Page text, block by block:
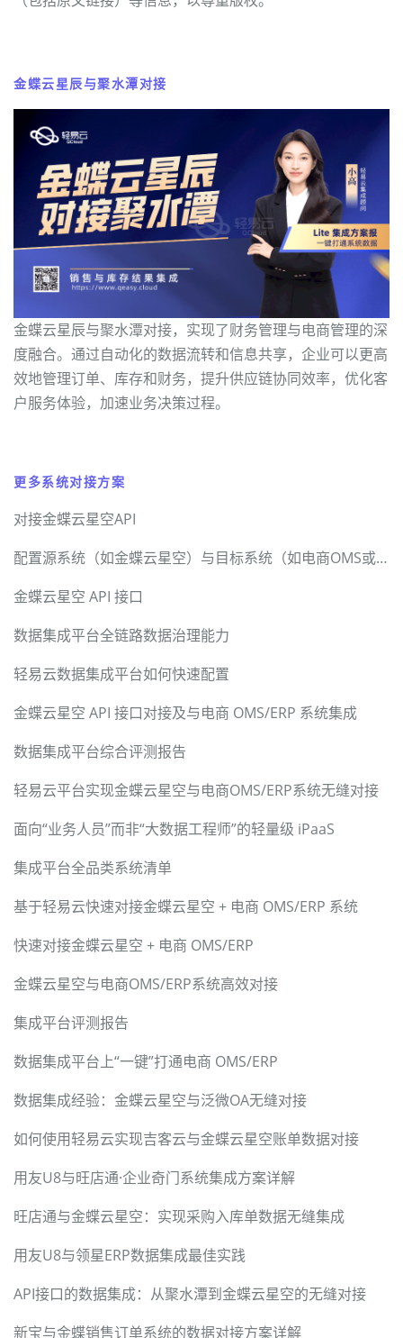
金蝶云星辰与聚水潭对接
金蝶云星辰与聚水潭对接，实现了财务管理与电商管理的深
度融合。通过自动化的数据流转和信息共享，企业可以更高
效地管理订单、库存和财务，提升供应链协同效率，优化客
户服务体验，加速业务决策过程。
更多系统对接方案
对接金蝶云星空API
配置源系统（如金蝶云星空）与目标系统（如电商OMS或ERP）
金蝶云星空 API 接口
数据集成平台全链路数据治理能力
轻易云数据集成平台如何快速配置
金蝶云星空 API 接口对接及与电商 OMS/ERP 系统集成
数据集成平台综合评测报告
轻易云平台实现金蝶云星空与电商OMS/ERP系统无缝对接
面向“业务人员”而非“大数据工程师”的轻量级 iPaaS
集成平台全品类系统清单
基于轻易云快速对接金蝶云星空 + 电商 OMS/ERP 系统
快速对接金蝶云星空 + 电商 OMS/ERP
金蝶云星空与电商OMS/ERP系统高效对接
集成平台评测报告
数据集成平台上“一键”打通电商 OMS/ERP
数据集成经验：金蝶云星空与泛微OA无缝对接
如何使用轻易云实现吉客云与金蝶云星空账单数据对接
用友U8与旺店通·企业奇门系统集成方案详解
旺店通与金蝶云星空：实现采购入库单数据无缝集成
用友U8与领星ERP数据集成最佳实践
API接口的数据集成：从聚水潭到金蝶云星空的无缝对接
新宝与金蝶销售订单系统的数据对接方案详解